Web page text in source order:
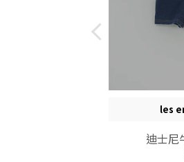
les
迪士尼